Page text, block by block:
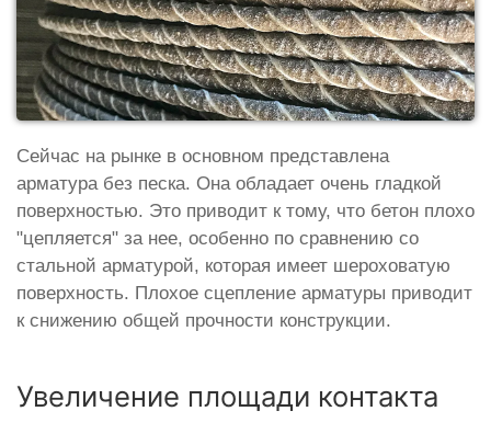
Сейчас на рынке в основном представлена
арматура без песка. Она обладает очень гладкой
поверхностью. Это приводит к тому, что бетон плохо
"цепляется" за нее, особенно по сравнению со
стальной арматурой, которая имеет шероховатую
поверхность. Плохое сцепление арматуры приводит
к снижению общей прочности конструкции.
Увеличение площади контакта